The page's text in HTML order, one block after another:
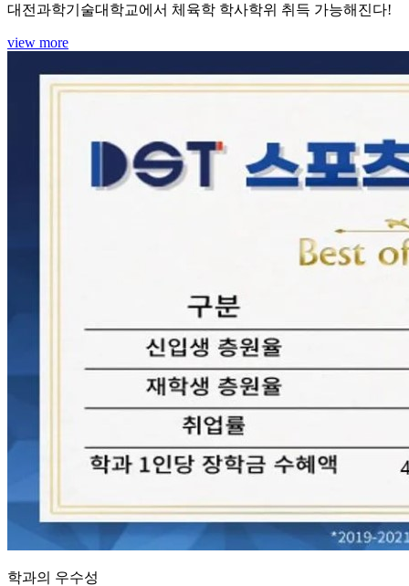
대전과학기술대학교에서 체육학 학사학위 취득 가능해진다!
view more
학과의 우수성